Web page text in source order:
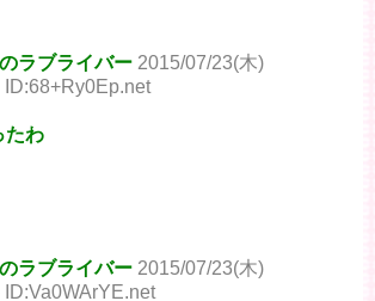
ラブライバー 2015/07/23(木)
たわ
ラブライバー 2015/07/23(木)